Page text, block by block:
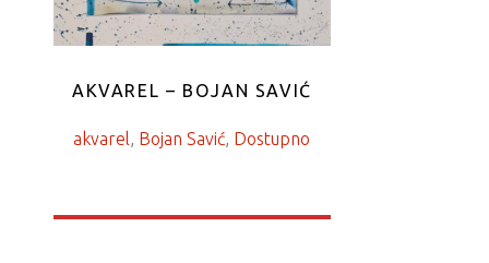
AKVAREL – BOJAN SAVIĆ
akvarel Bojan Savić Dostupno